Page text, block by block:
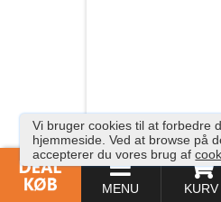
MENU KURV
Vi bruger cookies til at forbedre
hjemmeside. Ved at browse på
accepterer du vores brug af